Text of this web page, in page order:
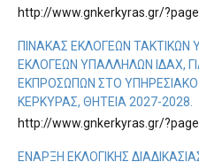
http://www.gnkerkyras.gr/
ΠΊΝΑΚΑΣ ΕΚΛΟΓΈΩΝ ΤΑΚΤΙΚΏΝ
ΕΚΛΟΓΈΩΝ ΥΠΑΛΛΉΛΩΝ ΙΔΑΧ,
ΕΚΠΡΟΣΏΠΩΝ ΣΤΟ
ΚΈΡΚΥΡΑΣ, ΘΗΤΕΊΑ 2027-2028.
http://www.gnkerkyras.gr/
ΈΝΑΡΞΗ ΕΚΛΟΓΙΚΉΣ